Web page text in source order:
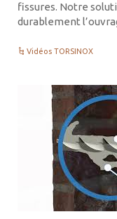
fissures. Notre
durablement
Vidéos TORSINOX